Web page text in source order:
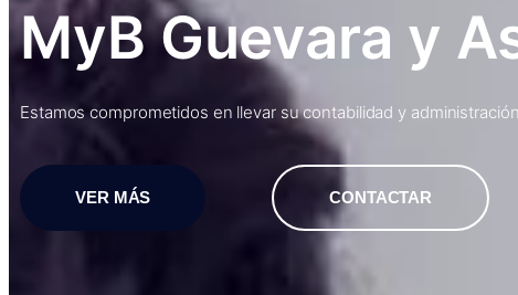
MyB Guevara y
Estamos comprometidos en llevar su contabilidad y
VER MÁS CONTACTAR